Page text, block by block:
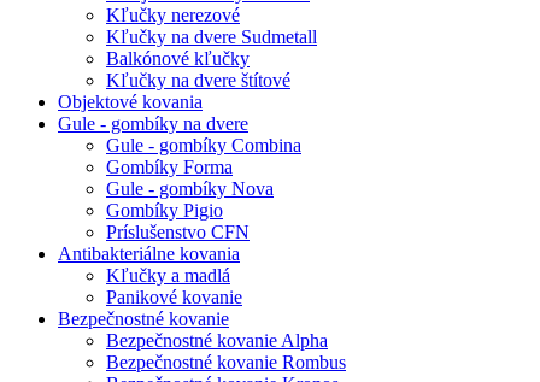
Kľučky nerezové
Kľučky na dvere Sudmetall
Balkónové kľučky
Kľučky na dvere štítové
Objektové kovania
Gule - gombíky na dvere
Gule - gombíky Combina
Gombíky Forma
Gule - gombíky Nova
Gombíky Pigio
Príslušenstvo CFN
Antibakteriálne kovania
Kľučky a madlá
Panikové kovanie
Bezpečnostné kovanie
Bezpečnostné kovanie Alpha
Bezpečnostné kovanie Rombus